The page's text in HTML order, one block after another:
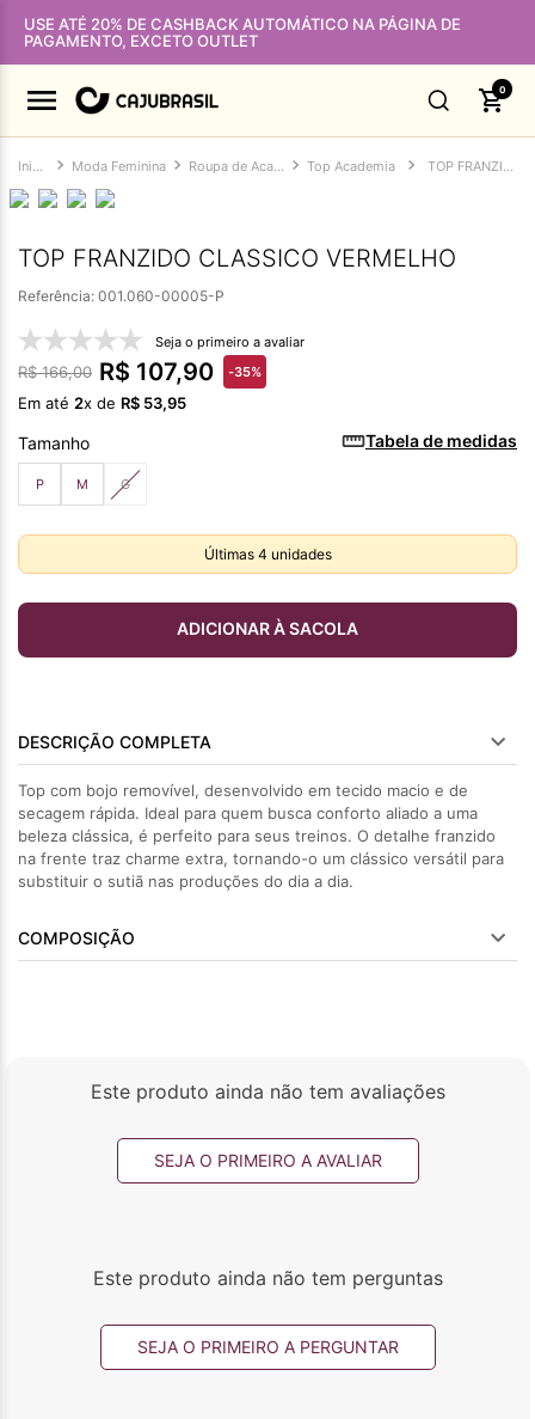
USE ATÉ 20% DE CASHBACK AUTOMÁTICO NA PÁGINA DE
PAGAMENTO, EXCETO OUTLET
0
Moda Feminina Roupa de Academia Feminina Top Academia TOP FRANZIDO CLASSICO VERMELHO
TOP FRANZIDO CLASSICO VERMELHO
Referência: 001.060-00005-P
Seja o primeiro a avaliar
R$ 166,00 R$ 107,90 -35%
Em até 2x de R$ 53,95
Tamanho
P M G
Tabela de medidas
Últimas 4 unidades
ADICIONAR À SACOLA
DESCRIÇÃO COMPLETA
Top com bojo removível, desenvolvido em tecido macio e de
secagem rápida. Ideal para quem busca conforto aliado a uma
beleza clássica, é perfeito para seus treinos. O detalhe franzido
na frente traz charme extra, tornando-o um clássico versátil para
substituir o sutiã nas produções do dia a dia.
COMPOSIÇÃO
Este produto ainda não tem avaliações
SEJA O PRIMEIRO A AVALIAR
Este produto ainda não tem perguntas
SEJA O PRIMEIRO A PERGUNTAR